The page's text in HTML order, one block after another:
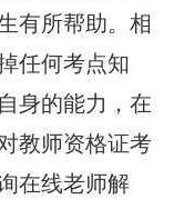
有所帮助。相
任何考点知
身的能力，在
教师资格证考
在线老师解